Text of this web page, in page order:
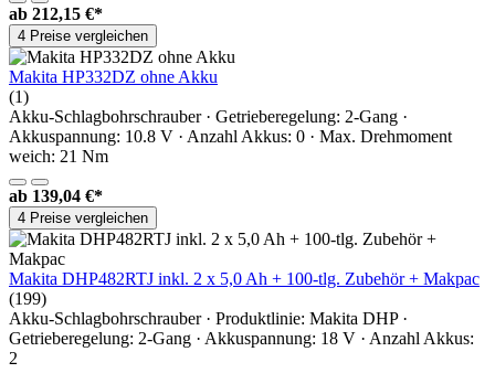
ab 212,15 €*
4 Preise vergleichen
Makita HP332DZ ohne Akku
(1)
Akku-Schlagbohrschrauber · Getrieberegelung: 2-Gang ·
Akkuspannung: 10.8 V · Anzahl Akkus: 0 · Max. Drehmoment
weich: 21 Nm
ab 139,04 €*
4 Preise vergleichen
Makita DHP482RTJ inkl. 2 x 5,0 Ah + 100-tlg. Zubehör + Makpac
(199)
Akku-Schlagbohrschrauber · Produktlinie: Makita DHP ·
Getrieberegelung: 2-Gang · Akkuspannung: 18 V · Anzahl Akkus:
2